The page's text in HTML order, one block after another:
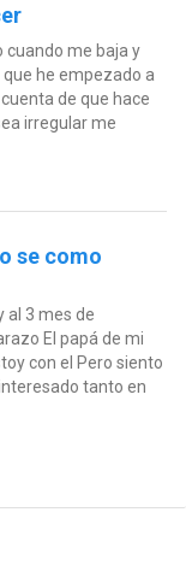
cuando me baja y
he empezado a
de que hace
irregular me
se como
al 3 mes de
El papá de mi
con el Pero siento
tanto en